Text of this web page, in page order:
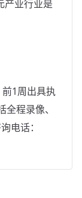
产业行业是
1周出具执
程录像、
电话：